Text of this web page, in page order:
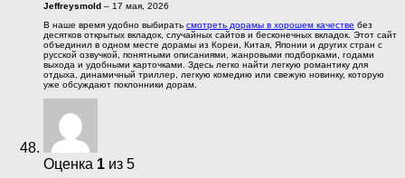
Jeffreysmold – 17 мая, 2026
В наше время удобно выбирать смотреть дорамы в хорошем качестве без
десятков открытых вкладок, случайных сайтов и бесконечных вкладок. Этот сайт
объединил в одном месте дорамы из Кореи, Китая, Японии и других стран с
русской озвучкой, понятными описаниями, жанровыми подборками, годами
выхода и удобными карточками. Здесь легко найти легкую романтику для
отдыха, динамичный триллер, легкую комедию или свежую новинку, которую
уже обсуждают поклонники дорам.
Оценка 1 из 5